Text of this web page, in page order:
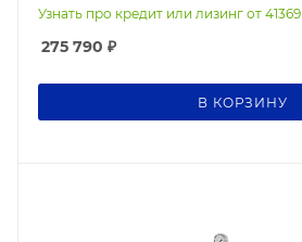
Узнать про кредит или лизинг от 41369
275 790 ₽
В КОРЗИНУ